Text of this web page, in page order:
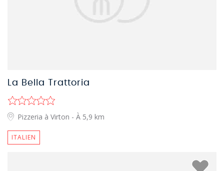
La Bella Trattoria
Pizzeria à Virton - À 5,9 km
ITALIEN